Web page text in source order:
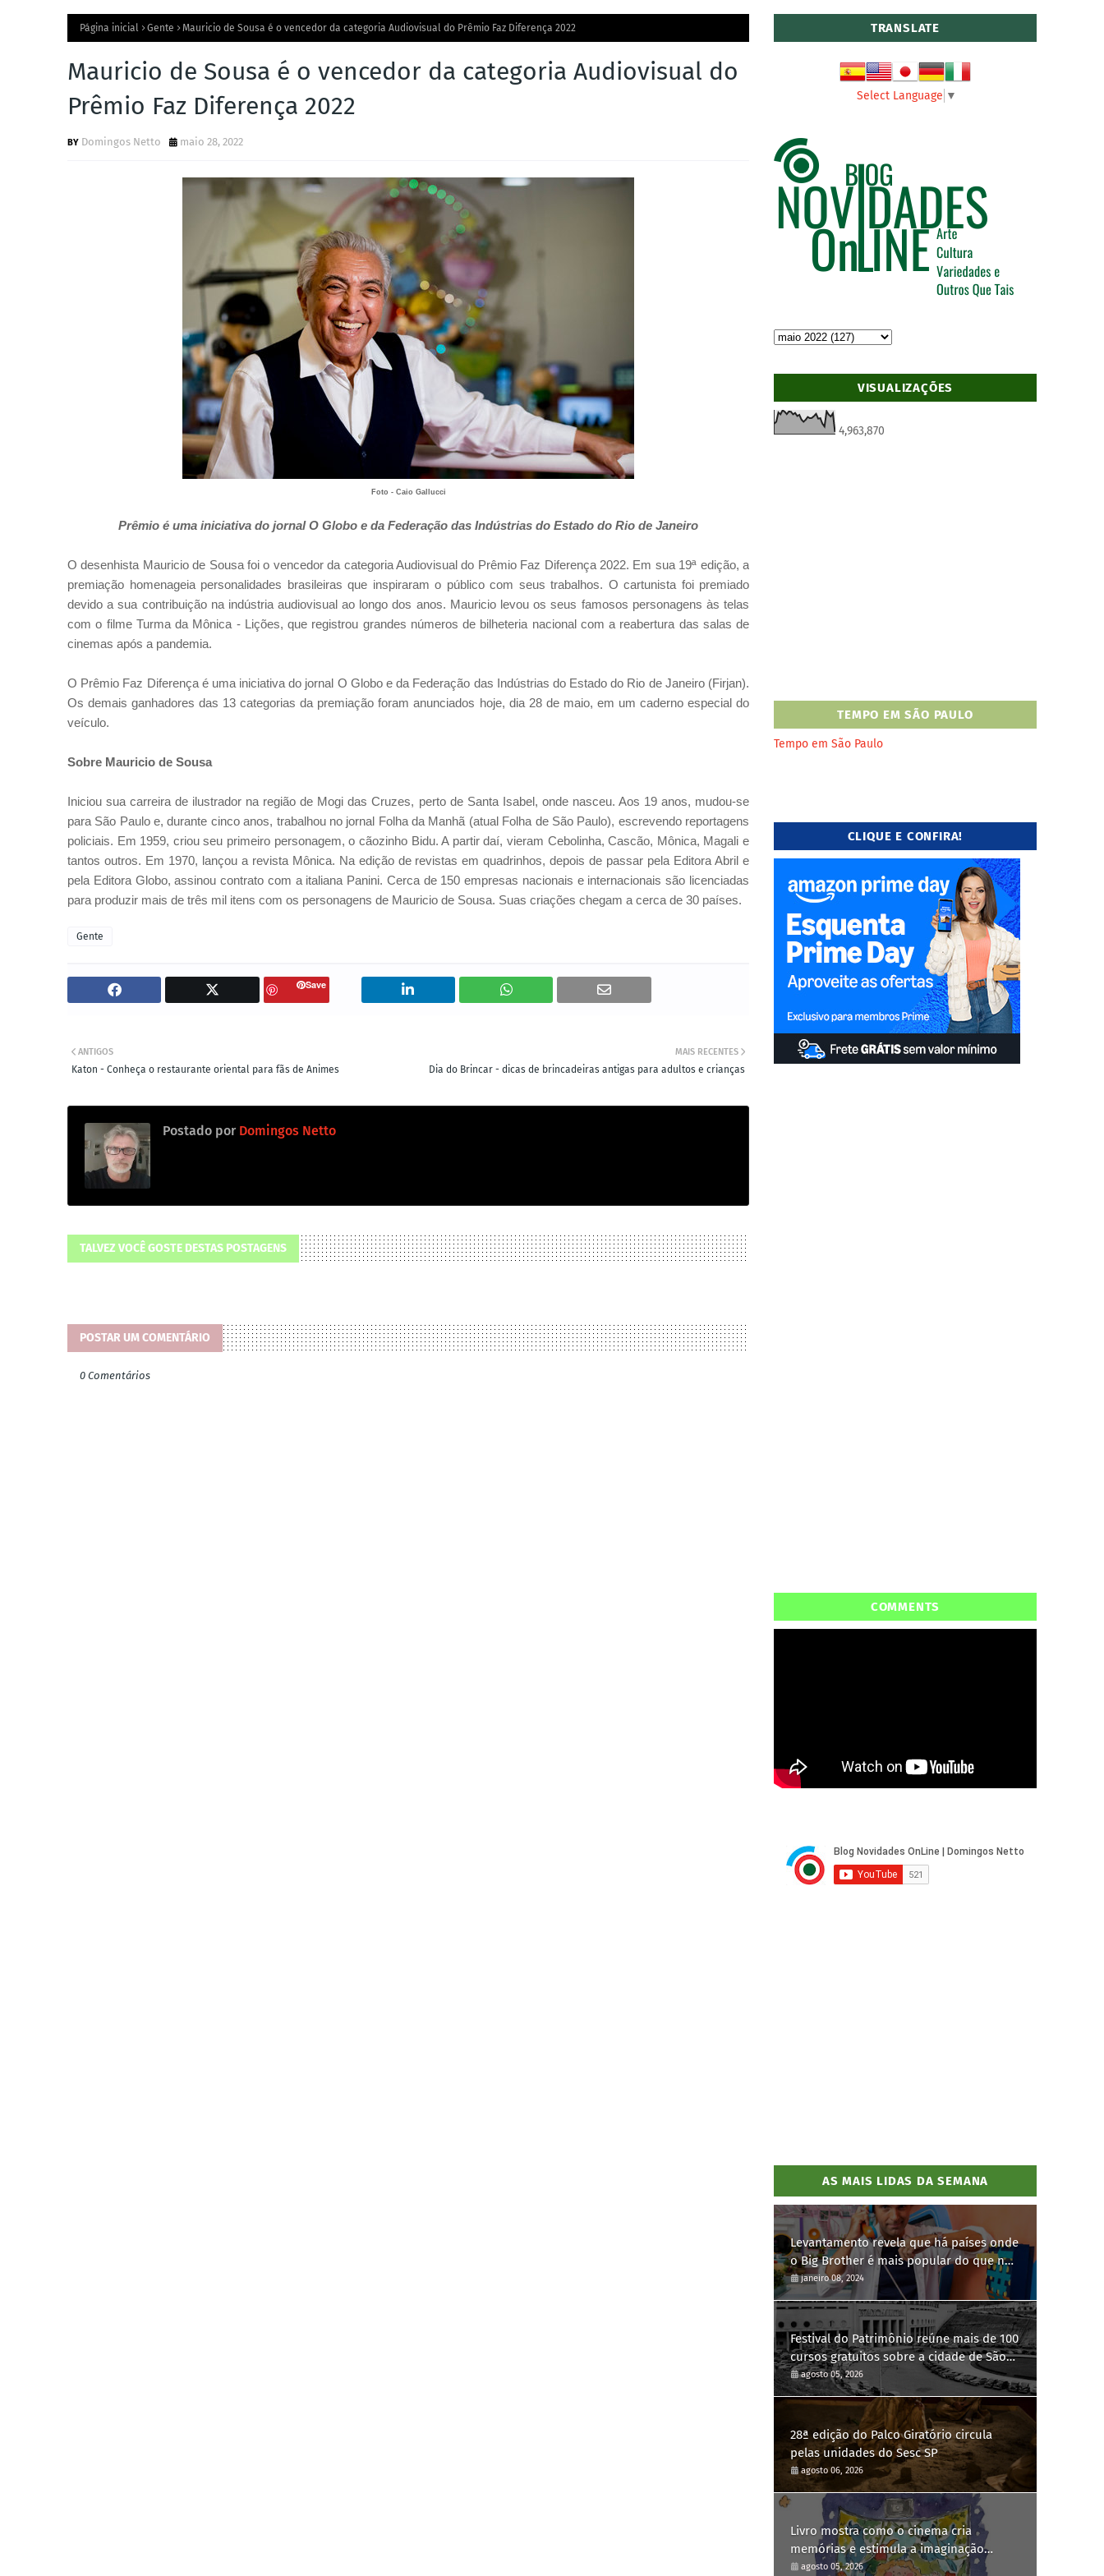
Página inicial Gente Mauricio de Sousa é o vencedor da categoria Audiovisual do Prêmio Faz Diferença 2022
Mauricio de Sousa é o vencedor da categoria Audiovisual do
Prêmio Faz Diferença 2022
Domingos Netto maio 28, 2022
Foto - Caio Gallucci
Prêmio é uma iniciativa do jornal O Globo e da Federação das Indústrias do Estado do Rio de Janeiro
O desenhista Mauricio de Sousa foi o vencedor da categoria Audiovisual do Prêmio Faz Diferença 2022. Em sua 19ª edição, a
premiação homenageia personalidades brasileiras que inspiraram o público com seus trabalhos. O cartunista foi premiado
devido a sua contribuição na indústria audiovisual ao longo dos anos. Mauricio levou os seus famosos personagens às telas
com o filme Turma da Mônica - Lições, que registrou grandes números de bilheteria nacional com a reabertura das salas de
cinemas após a pandemia.
O Prêmio Faz Diferença é uma iniciativa do jornal O Globo e da Federação das Indústrias do Estado do Rio de Janeiro (Firjan).
Os demais ganhadores das 13 categorias da premiação foram anunciados hoje, dia 28 de maio, em um caderno especial do
veículo.
Sobre Mauricio de Sousa
Iniciou sua carreira de ilustrador na região de Mogi das Cruzes, perto de Santa Isabel, onde nasceu. Aos 19 anos, mudou-se
para São Paulo e, durante cinco anos, trabalhou no jornal Folha da Manhã (atual Folha de São Paulo), escrevendo reportagens
policiais. Em 1959, criou seu primeiro personagem, o cãozinho Bidu. A partir daí, vieram Cebolinha, Cascão, Mônica, Magali e
tantos outros. Em 1970, lançou a revista Mônica. Na edição de revistas em quadrinhos, depois de passar pela Editora Abril e
pela Editora Globo, assinou contrato com a italiana Panini. Cerca de 150 empresas nacionais e internacionais são licenciadas
para produzir mais de três mil itens com os personagens de Mauricio de Sousa. Suas criações chegam a cerca de 30 países.
Gente
Save
MAIS RECENTES
Dia do Brincar - dicas de brincadeiras antigas para adultos e crianças
ANTIGOS
Katon - Conheça o restaurante oriental para fãs de Animes
Postado por Domingos Netto
TALVEZ VOCÊ GOSTE DESTAS POSTAGENS
POSTAR UM COMENTÁRIO
0 Comentários
TRANSLATE
Select Language ▼
VISUALIZAÇÕES
4,963,870
TEMPO EM SÃO PAULO
Tempo em São Paulo
CLIQUE E CONFIRA!
COMMENTS
AS MAIS LIDAS DA SEMANA
Levantamento revela que há países onde
o Big Brother é mais popular do que no
Brasil
janeiro 08, 2024
Festival do Patrimônio reúne mais de 100
cursos gratuitos sobre a cidade de São
Paulo
agosto 05, 2026
28ª edição do Palco Giratório circula
pelas unidades do Sesc SP
agosto 06, 2026
Livro mostra como o cinema cria
memórias e estimula a imaginação
infantil
agosto 05, 2026